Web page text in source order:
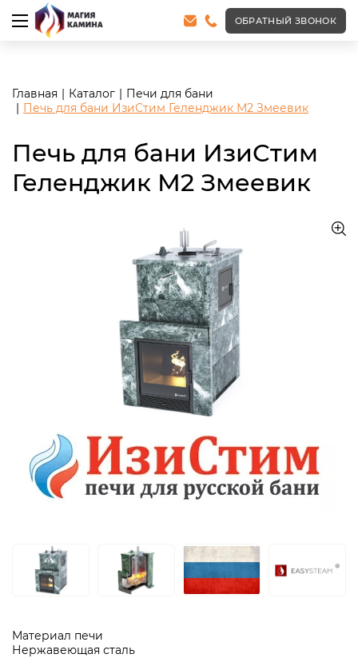
<meta name="robots" content="noindex, follow"/>
ОБРАТНЫЙ ЗВОНОК
Главная Каталог
Печи для бани
Печь для бани ИзиСтим Геленджик М2 Змеевик
Печь для бани ИзиСтим
Геленджик М2 Змеевик
Материал печи
Нержавеющая сталь